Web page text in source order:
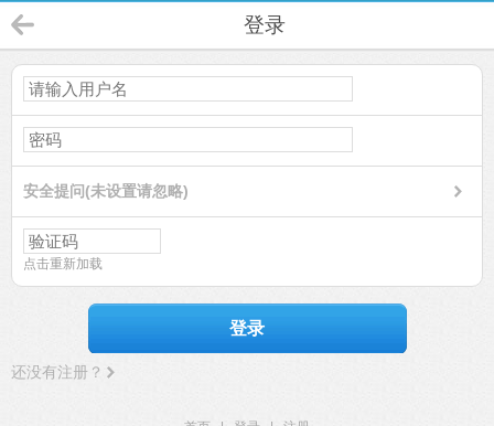
登录
安全提问(未设置请忽略)
点击重新加载
登录
还没有注册？